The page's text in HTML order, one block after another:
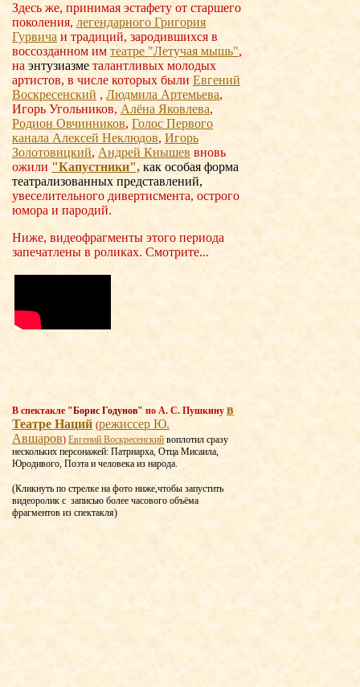
Здесь же, принимая эстафету от старшего
поколения, легендарного Григория
Гурвича и традиций, зародившихся в
воссозданном им театре "Летучая мышь",
на энтузиазме талантливых молодых
артистов, в числе которых были Евгений
Воскресенский , Людмила Артемьева,
Игорь Угольников, Алёна Яковлева,
Родион Овчинников, Голос Первого
канала Алексей Неклюдов, Игорь
Золотовицкий, Андрей Кнышев вновь
ожили "Капустники", как особая форма
театрализованных представлений,
увеселительного дивертисмента, острого
юмора и пародий.
Ниже, видеофрагменты этого периода
запечатлены в роликах. Смотрите...
В спектакле "Борис Годунов" по А. С. Пушкину в
Театре Наций (режиссер Ю.
Авшаров) Евгений Воскресенский воплотил сразу
нескольких персонажей: Патриарха, Отца Мисаила,
Юродивого, Поэта и человека из народа.
(Кликнуть по стрелке на фото ниже,чтобы запустить
видеоролик с записью более часового объёма
фрагментов из спектакля)